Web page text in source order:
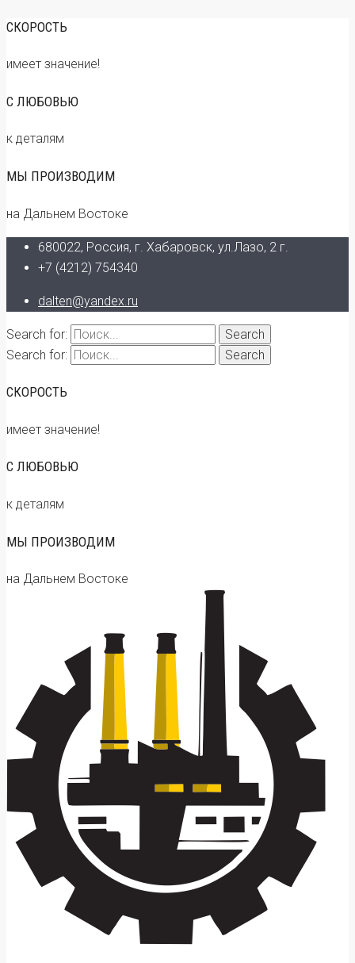
СКОРОСТЬ
имеет значение!
С ЛЮБОВЬЮ
к деталям
МЫ ПРОИЗВОДИМ
на Дальнем Востоке
680022, Россия, г. Хабаровск, ул.Лазо, 2 г.
+7 (4212) 754340
dalten@yandex.ru
Search for:
Search for:
СКОРОСТЬ
имеет значение!
С ЛЮБОВЬЮ
к деталям
МЫ ПРОИЗВОДИМ
на Дальнем Востоке